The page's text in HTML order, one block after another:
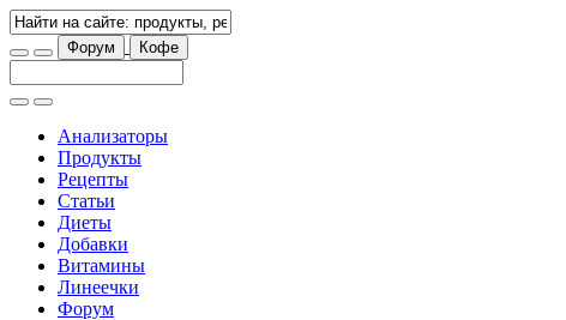
Форум Кофе
Анализаторы
Продукты
Рецепты
Статьи
Диеты
Добавки
Витамины
Линеечки
Форум